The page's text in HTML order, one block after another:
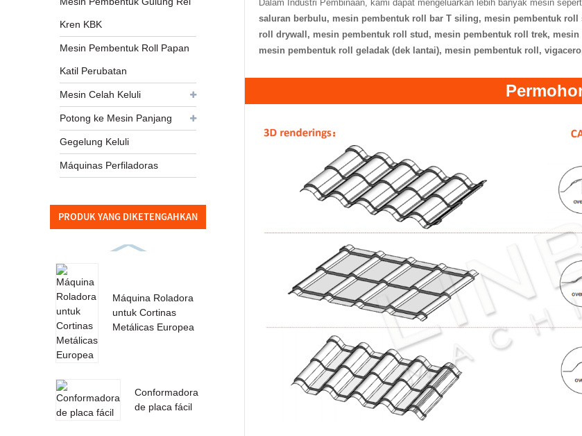
Kren KBK
Mesin Pembentuk Roll Papan
Katil Perubatan
Mesin Celah Keluli
Potong ke Mesin Panjang
Gegelung Keluli
Máquinas Perfiladoras
PRODUK YANG DIKETENGAHKAN
Máquina Roladora
untuk Cortinas
Metálicas Europea
Conformadora
de placa fácil
Dalam Industri Pembinaan, kami dapat mengeluarkan lebih banyak mesin
saluran berbulu, mesin pembentuk roll bar T siling, mesin pembentuk
roll drywall, mesin pembentuk roll stud, mesin pembentuk roll trek,
mesin pembentuk roll geladak (dek lantai), mesin pembentuk roll,